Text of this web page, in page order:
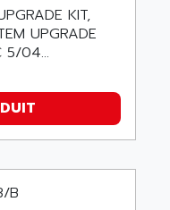
KIT,
UPGRADE
5/04...